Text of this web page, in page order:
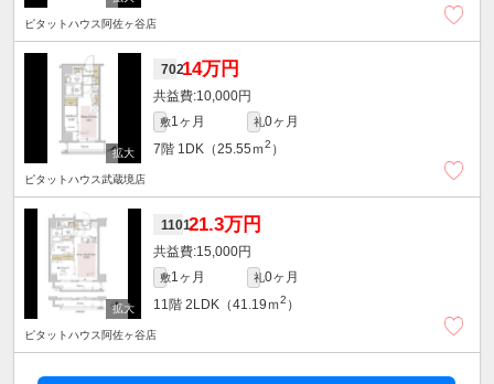
ピタットハウス阿佐ヶ谷店
70214万円
10,000円
敷1ヶ月 礼0ヶ月
7階 1DK（25.55ｍ2 ）
ピタットハウス武蔵境店
110121.3万円
15,000円
敷1ヶ月 礼0ヶ月
11階 2LDK（41.19ｍ2 ）
ピタットハウス阿佐ヶ谷店